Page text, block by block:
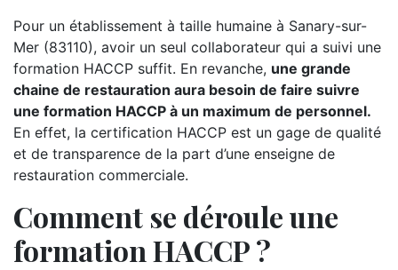
Pour un établissement à taille humaine à Sanary-sur-
Mer (83110), avoir un seul collaborateur qui a suivi une
formation HACCP suffit. En revanche, une grande
chaine de restauration aura besoin de faire suivre
une formation HACCP à un maximum de personnel.
En effet, la certification HACCP est un gage de qualité
et de transparence de la part d’une enseigne de
restauration commerciale.
Comment se déroule une
formation HACCP ?